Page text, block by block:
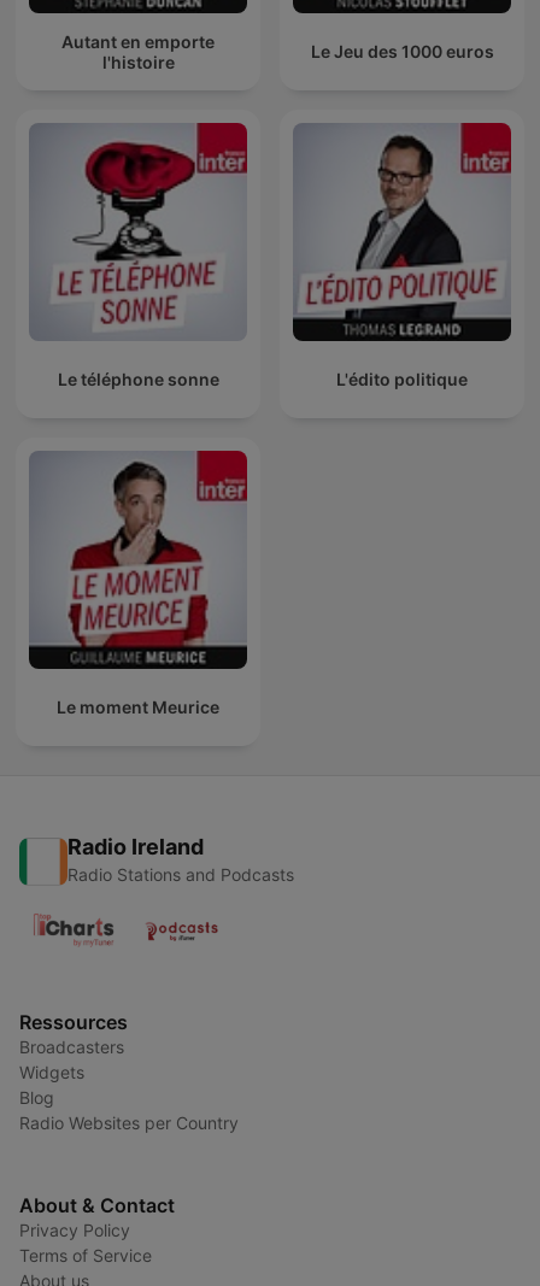
Autant en emporte
l'histoire
Le Jeu des 1000 euros
Le téléphone sonne L'édito politique
Le moment Meurice
Radio Ireland
Radio Stations and Podcasts
Ressources
Broadcasters
Widgets
Blog
Radio Websites per Country
About & Contact
Privacy Policy
Terms of Service
About us